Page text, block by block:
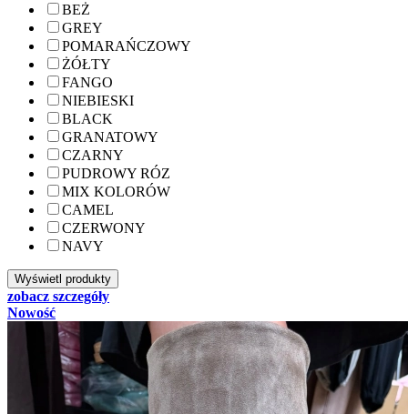
BEŻ
GREY
POMARAŃCZOWY
ŻÓŁTY
FANGO
NIEBIESKI
BLACK
GRANATOWY
CZARNY
PUDROWY RÓZ
MIX KOLORÓW
CAMEL
CZERWONY
NAVY
zobacz szczegóły
Nowość